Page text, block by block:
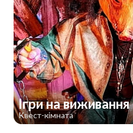
Ігри на виживання
Квест-кімната